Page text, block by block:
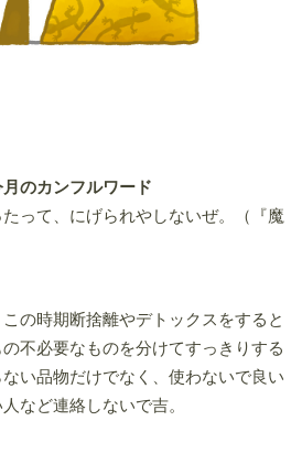
のカンフルワード
って、にげられやしないぜ。（『魔
の時期断捨離やデトックスをすると
不必要なものを分けてすっきりする
い品物だけでなく、使わないで良い
など連絡しないで吉。